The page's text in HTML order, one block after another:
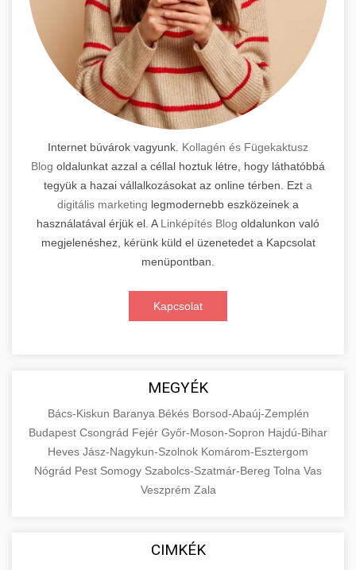
Internet búvárok vagyunk. Kollagén és Fügekaktusz
Blog oldalunkat azzal a céllal hoztuk létre, hogy láthatóbbá
tegyük a hazai vállalkozásokat az online térben. Ezt a
digitális marketing legmodernebb eszközeinek a
használatával érjük el. A Linképítés Blog oldalunkon való
megjelenéshez, kérünk küld el üzenetedet a Kapcsolat
menüpontban.
Kapcsolat
MEGYÉK
Bács-Kiskun Baranya Békés Borsod-Abaúj-Zemplén
Budapest Csongrád Fejér Győr-Moson-Sopron Hajdú-Bihar
Heves Jász-Nagykun-Szolnok Komárom-Esztergom
Nógrád Pest Somogy Szabolcs-Szatmár-Bereg Tolna Vas
Veszprém Zala
CIMKÉK